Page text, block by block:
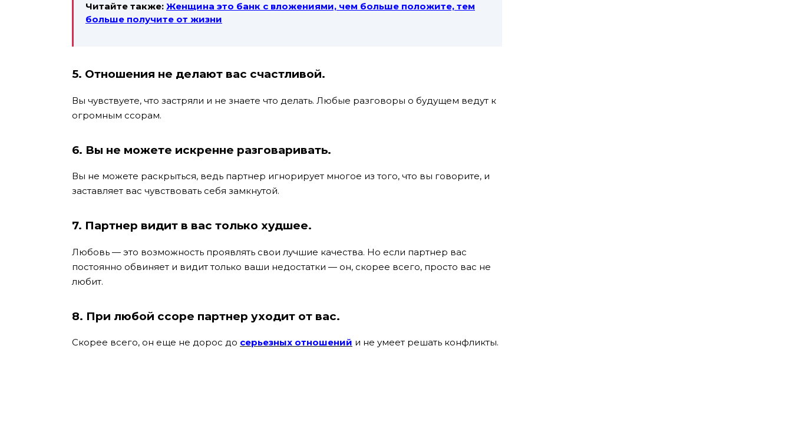
Читайте также: Женщина это банк с вложениями, чем больше положите, тем
больше получите от жизни
5. Отношения не делают вас счастливой.
Вы чувствуете, что застряли и не знаете что делать. Любые разговоры о будущем ведут к
огромным ссорам.
6. Вы не можете искренне разговаривать.
Вы не можете раскрыться, ведь партнер игнорирует многое из того, что вы говорите, и
заставляет вас чувствовать себя замкнутой.
7. Партнер видит в вас только худшее.
Любовь — это возможность проявлять свои лучшие качества. Но если партнер вас
постоянно обвиняет и видит только ваши недостатки — он, скорее всего, просто вас не
любит.
8. При любой ссоре партнер уходит от вас.
Скорее всего, он еще не дорос до серьезных отношений и не умеет решать конфликты.